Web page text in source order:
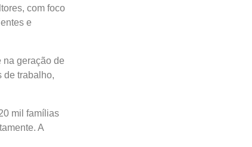
com foco
e
na geração de
de trabalho,
mil famílias
A